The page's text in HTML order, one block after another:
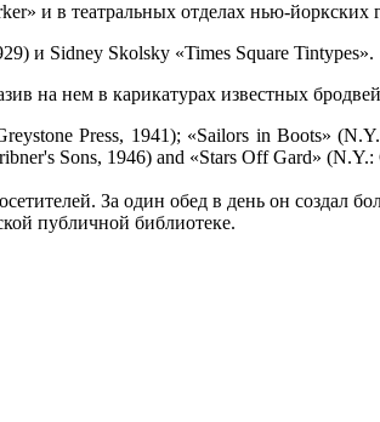
и в театральных отделах нью-йоркских
и Sidney Skolsky «Times Square Tintypes».
на нем в карикатурах известных
Press, 1941); «Sailors in Boots»
Sons, 1946) and «Stars Off Gard» (N.Y.:
За один обед в день он создал
публичной библиотеке.